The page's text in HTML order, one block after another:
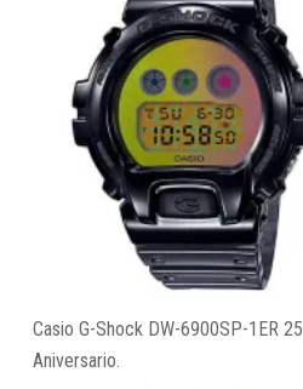
Casio G-Shock DW-6900SP-1ER 25
Aniversario.